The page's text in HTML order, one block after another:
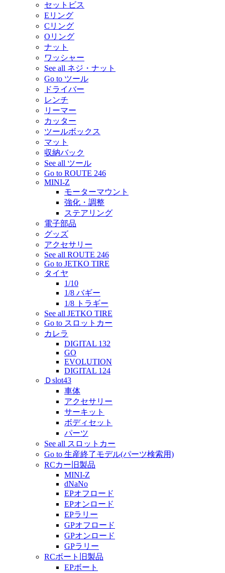
セットビス
Eリング
Cリング
Oリング
ナット
ワッシャー
See all ネジ・ナット
Go to ツール
ドライバー
レンチ
リーマー
カッター
ツールボックス
マット
収納バック
See all ツール
Go to ROUTE 246
MINI-Z
モーターマウント
強化・調整
ステアリング
電子部品
グッズ
アクセサリー
See all ROUTE 246
Go to JETKO TIRE
タイヤ
1/10
1/8 バギー
1/8 トラギー
See all JETKO TIRE
Go to スロットカー
カレラ
DIGITAL 132
GO
EVOLUTION
DIGITAL 124
Ｄslot43
車体
アクセサリー
サーキット
ボディセット
パーツ
See all スロットカー
Go to 生産終了モデル(パーツ検索用)
RCカー旧製品
MINI-Z
dNaNo
EPオフロード
EPオンロード
EPラリー
GPオフロード
GPオンロード
GPラリー
RCボート旧製品
EPボート